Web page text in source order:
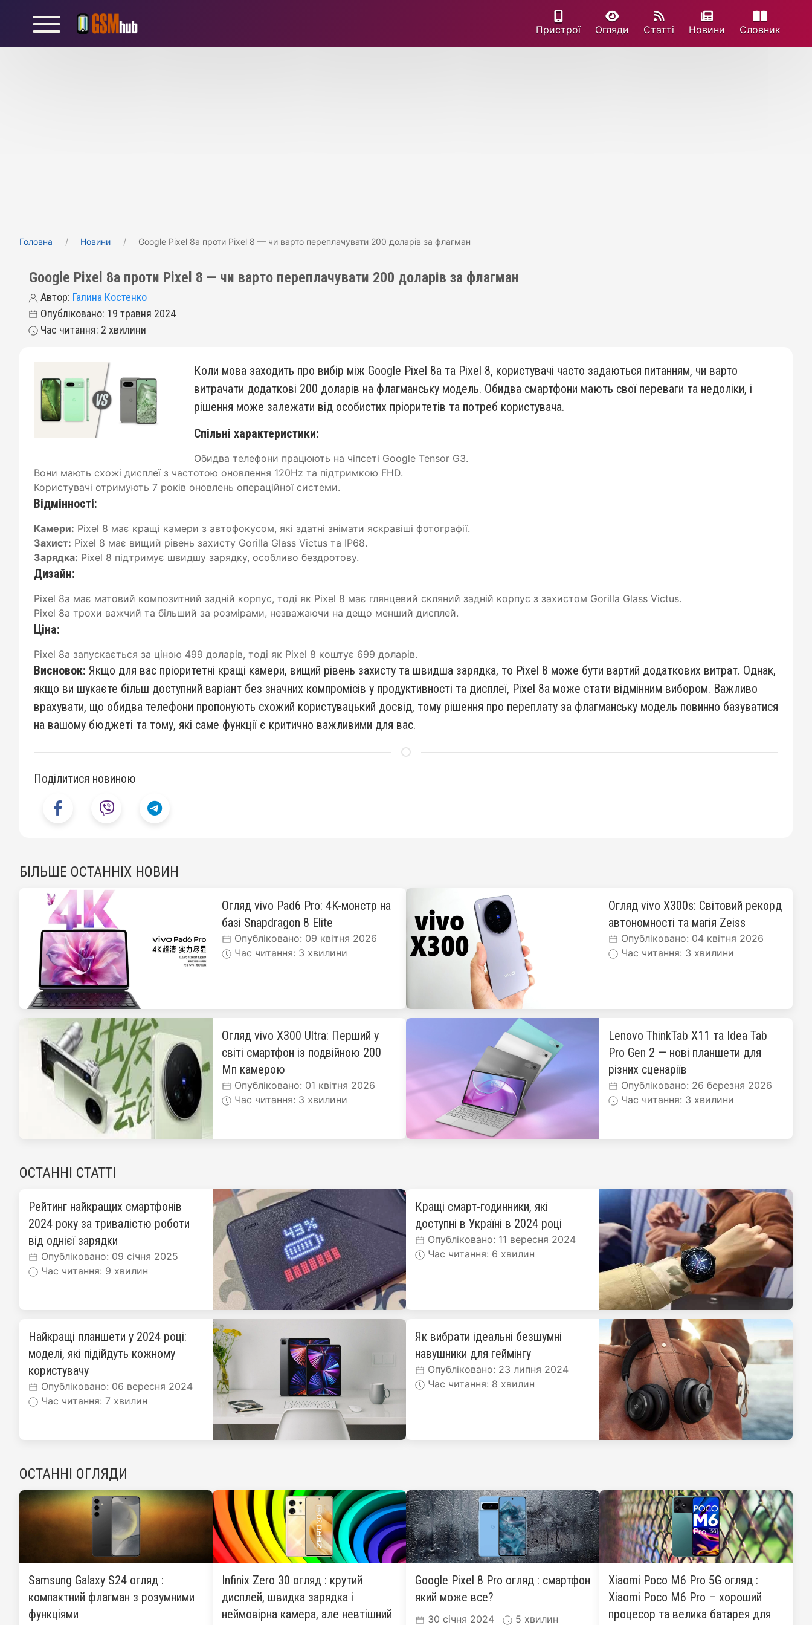
Пристрої Огляди Статті Новини Cловник
Головна Новини Google Pixel 8a проти Pixel 8 — чи варто переплачувати 200 доларів за флагман
Google Pixel 8a проти Pixel 8 — чи варто переплачувати 200 доларів за флагман
Автор: Галина Костенко
Опубліковано: 19 травня 2024
Час читання: 2 хвилини
Коли мова заходить про вибір між Google Pixel 8a та Pixel 8, користувачі часто задаються питанням, чи варто
витрачати додаткові 200 доларів на флагманську модель. Обидва смартфони мають свої переваги та недоліки, і
рішення може залежати від особистих пріоритетів та потреб користувача.
Спільні характеристики:
Обидва телефони працюють на чіпсеті Google Tensor G3.
Вони мають схожі дисплеї з частотою оновлення 120Hz та підтримкою FHD.
Користувачі отримують 7 років оновлень операційної системи.
Відмінності:
Камери: Pixel 8 має кращі камери з автофокусом, які здатні знімати яскравіші фотографії.
Захист: Pixel 8 має вищий рівень захисту Gorilla Glass Victus та IP68.
Зарядка: Pixel 8 підтримує швидшу зарядку, особливо бездротову.
Дизайн:
Pixel 8a має матовий композитний задній корпус, тоді як Pixel 8 має глянцевий скляний задній корпус з захистом Gorilla Glass Victus.
Pixel 8a трохи важчий та більший за розмірами, незважаючи на дещо менший дисплей.
Ціна:
Pixel 8a запускається за ціною 499 доларів, тоді як Pixel 8 коштує 699 доларів.
Висновок: Якщо для вас пріоритетні кращі камери, вищий рівень захисту та швидша зарядка, то Pixel 8 може бути вартий додаткових витрат. Однак,
якщо ви шукаєте більш доступний варіант без значних компромісів у продуктивності та дисплеї, Pixel 8a може стати відмінним вибором. Важливо
врахувати, що обидва телефони пропонують схожий користувацький досвід, тому рішення про переплату за флагманську модель повинно базуватися
на вашому бюджеті та тому, які саме функції є критично важливими для вас.
Поділитися новиною
БІЛЬШЕ ОСТАННІХ НОВИН
Огляд vivo Pad6 Pro: 4K-монстр на
базі Snapdragon 8 Elite
Опубліковано: 09 квітня 2026
Час читання: 3 хвилини
Огляд vivo X300s: Світовий рекорд
автономності та магія Zeiss
Опубліковано: 04 квітня 2026
Час читання: 3 хвилини
Огляд vivo X300 Ultra: Перший у
світі смартфон із подвійною 200
Мп камерою
Опубліковано: 01 квітня 2026
Час читання: 3 хвилини
Lenovo ThinkTab X11 та Idea Tab
Pro Gen 2 — нові планшети для
різних сценаріїв
Опубліковано: 26 березня 2026
Час читання: 3 хвилини
ОСТАННІ СТАТТІ
Рейтинг найкращих смартфонів
2024 року за тривалістю роботи
від однієї зарядки
Опубліковано: 09 січня 2025
Час читання: 9 хвилин
Кращі смарт-годинники, які
доступні в Україні в 2024 році
Опубліковано: 11 вересня 2024
Час читання: 6 хвилин
Найкращі планшети у 2024 році:
моделі, які підійдуть кожному
користувачу
Опубліковано: 06 вересня 2024
Час читання: 7 хвилин
Як вибрати ідеальні безшумні
навушники для геймінгу
Опубліковано: 23 липня 2024
Час читання: 8 хвилин
ОСТАННІ ОГЛЯДИ
Samsung Galaxy S24 огляд :
компактний флагман з розумними
функціями
Infinix Zero 30 огляд : крутий
дисплей, швидка зарядка і
неймовірна камера, але невтішний
Google Pixel 8 Pro огляд : смартфон
який може все?
30 січня 2024 5 хвилин
Xiaomi Poco M6 Pro 5G огляд :
Xiaomi Poco M6 Pro – хороший
процесор та велика батарея для